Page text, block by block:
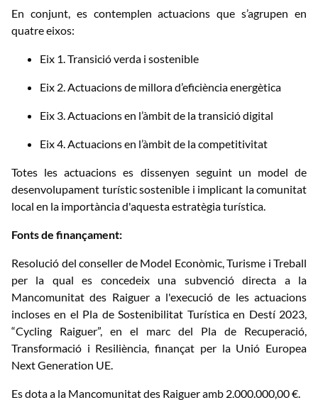
En conjunt, es contemplen actuacions que s’agrupen en
quatre eixos:
Eix 1. Transició verda i sostenible
Eix 2. Actuacions de millora d’eficiència energètica
Eix 3. Actuacions en l’àmbit de la transició digital
Eix 4. Actuacions en l’àmbit de la competitivitat
Totes les actuacions es dissenyen seguint un model de
desenvolupament turístic sostenible i implicant la comunitat
local en la importància d'aquesta estratègia turística.
Fonts de finançament:
Resolució del conseller de Model Econòmic, Turisme i Treball
per la qual es concedeix una subvenció directa a la
Mancomunitat des Raiguer a l'execució de les actuacions
incloses en el Pla de Sostenibilitat Turística en Destí 2023,
“Cycling Raiguer”, en el marc del Pla de Recuperació,
Transformació i Resiliència, finançat per la Unió Europea
Next Generation UE.
Es dota a la Mancomunitat des Raiguer amb 2.000.000,00 €.